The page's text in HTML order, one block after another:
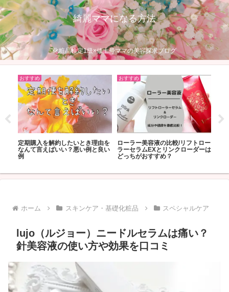
綺麗ママになる方法
化粧品検定1級×修士号ママの美容探求ブログ
おすすめ
定期購入を解約したいとき理由を
なんて言えばいい？悪い例と良い
例
おすすめ
ローラー美容液の比較/リフトロー
ラーセラムEXとリンクローダーは
どっちがおすすめ？
ホーム スキンケア・基礎化粧品 スペシャルケア
lujo（ルジョー）ニードルセラムは痛い？
針美容液の使い方や効果を口コミ